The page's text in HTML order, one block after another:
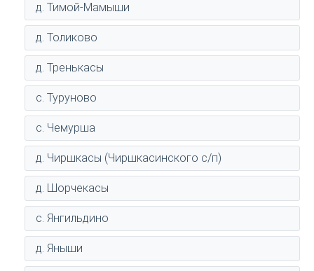
д. Тимой-Мамыши
д. Толиково
д. Тренькасы
с. Туруново
с. Чемурша
д. Чиршкасы (Чиршкасинского с/п)
д. Шорчекасы
с. Янгильдино
д. Яныши